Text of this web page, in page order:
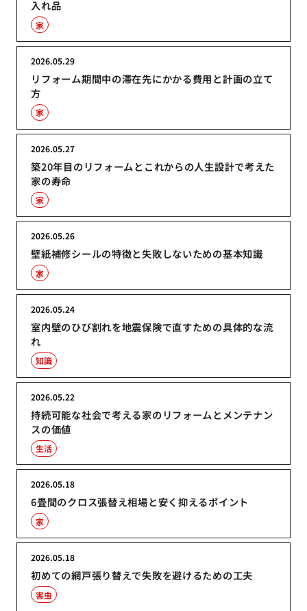
入れ品
家
リフォーム期間中の滞在先にかかる費用と計画の立て
方
2026.05.29
家
築20年目のリフォームとこれからの人生設計で考えた
家の寿命
2026.05.27
家
壁紙補修シールの特徴と失敗しないための基本知識
2026.05.26
家
室内壁のひび割れを地震保険で直すための具体的な流
れ
2026.05.24
知識
持続可能な社会で考える家のリフォームとメンテナン
スの価値
2026.05.22
生活
6畳間のクロス張替え相場と安く抑えるポイント
2026.05.18
家
初めての網戸張り替えで失敗を避けるための工夫
2026.05.18
害虫